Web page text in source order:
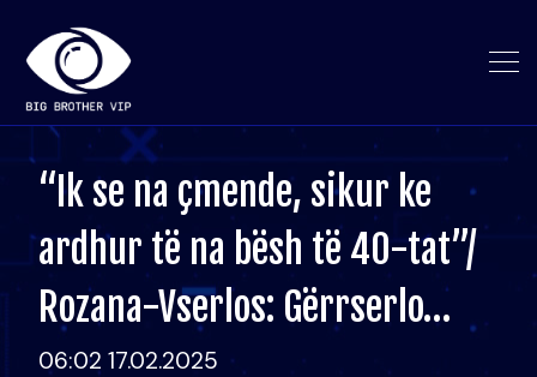
“Ik se na çmende, sikur ke
ardhur të na bësh të 40-tat”/
Rozana-Vserlos: Gërrserlo…
06:02 17.02.2025